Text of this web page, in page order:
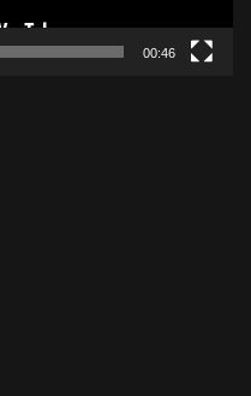
00:46